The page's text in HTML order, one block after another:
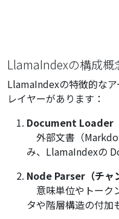
LlamaIndexの構成概
LlamaIndexの特徴的な
レイヤーがあります：
Document Loader
外部文書（
み、LlamaIndexの
Node Parser（チャ
意味単位やトーク
タや階層構造の付加